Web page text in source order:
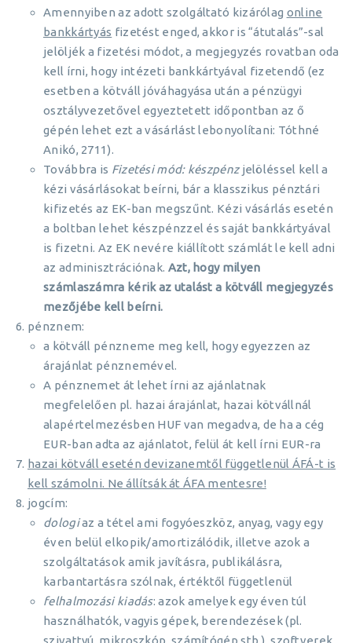
Amennyiben az adott szolgáltató kizárólag online
bankkártyás fizetést enged, akkor is “átutalás”-sal
jelöljék a fizetési módot, a megjegyzés rovatban oda
kell írni, hogy intézeti bankkártyával fizetendő (ez
esetben a kötváll jóváhagyása után a pénzügyi
osztályvezetővel egyeztetett időpontban az ő
gépén lehet ezt a vásárlást lebonyolítani: Tóthné
Anikó, 2711).
Továbbra is Fizetési mód: készpénzjelöléssel kell a
kézi vásárlásokat beírni, bár a klasszikus pénztári
kifizetés az EK-ban megszűnt. Kézi vásárlás esetén
a boltban lehet készpénzzel és saját bankkártyával
is fizetni. Az EK nevére kiállított számlát le kell adni
az adminisztrációnak. Azt, hogy milyen
számlaszámra kérik az utalást a kötváll megjegyzés
mezőjébe kell beírni.
pénznem:
a kötváll pénzneme meg kell, hogy egyezzen az
árajánlat pénznemével.
A pénznemet át lehet írni az ajánlatnak
megfelelően pl. hazai árajánlat, hazai kötvállnál
alapértelmezésben HUF van megadva, de ha a cég
EUR-ban adta az ajánlatot, felül át kell írni EUR-ra
hazai kötváll esetén devizanemtől függetlenül ÁFÁ-t is
kell számolni. Ne állítsák át ÁFA mentesre!
jogcím:
dologiaz a tétel ami fogyóeszköz, anyag, vagy egy
éven belül elkopik/amortizálódik, illetve azok a
szolgáltatások amik javításra, publikálásra,
karbantartásra szólnak, értéktől függetlenül
felhalmozási kiadás: azok amelyek egy éven túl
használhatók, vagyis gépek, berendezések (pl.
szivattyú, mikroszkóp, számítógép stb.), szoftverek,